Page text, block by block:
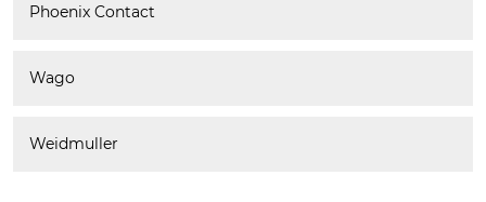
Phoenix Contact
Wago
Weidmuller